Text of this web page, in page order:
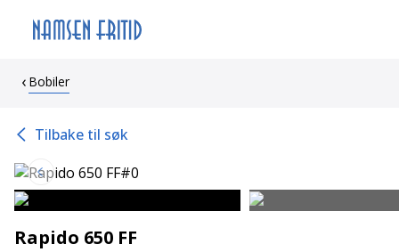
Bobiler
Tilbake til søk
Rapido 650 FF